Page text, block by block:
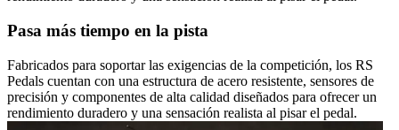
Pasa más tiempo en la pista
Fabricados para soportar las exigencias de la competición, los RS
Pedals cuentan con una estructura de acero resistente, sensores de
precisión y componentes de alta calidad diseñados para ofrecer un
rendimiento duradero y una sensación realista al pisar el pedal.